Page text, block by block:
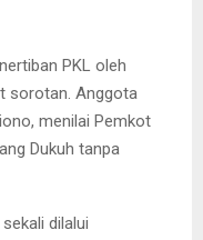
PKL oleh
sorotan. Anggota
menilai Pemkot
Dukuh tanpa
dilalui